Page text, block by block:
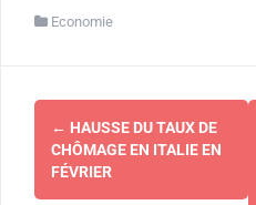
Economie
Navigation
d'article
← HAUSSE DU TAUX DE
CHÔMAGE EN ITALIE EN
FÉVRIER